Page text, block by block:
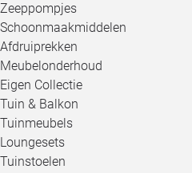
Zeeppompjes
Schoonmaakmiddelen
Afdruiprekken
Meubelonderhoud
Eigen Collectie
Tuin & Balkon
Tuinmeubels
Loungesets
Tuinstoelen